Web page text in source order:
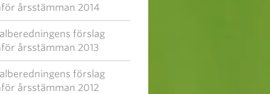
årsstämman 2014
förslag
årsstämman 2013
förslag
årsstämman 2012